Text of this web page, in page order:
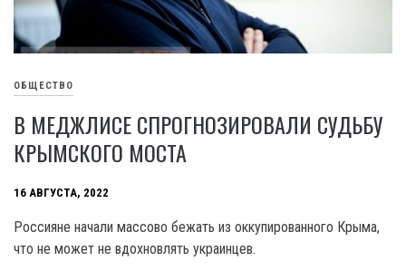
ОБЩЕСТВО
В МЕДЖЛИСЕ СПРОГНОЗИРОВАЛИ СУДЬБУ
КРЫМСКОГО МОСТА
16 АВГУСТА, 2022
Россияне начали массово бежать из оккупированного Крыма,
что не может не вдохновлять украинцев.